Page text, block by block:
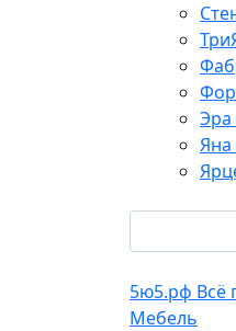
Эра
Яна
5ю5.рф Всё
Мебель